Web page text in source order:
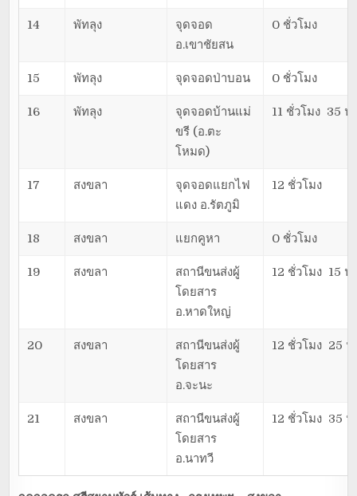
14 พัทลุง
จุดจอด
อ.เขาชัยสน
0 ชั่วโมง
15 พัทลุง จุดจอดป่าบอน 0 ชั่วโมง
16 พัทลุง
จุดจอดบ้านแม่
ขรี (อ.ตะ
โหมด)
11 ชั่วโมง 35 น
17 สงขลา
จุดจอดแยกไฟ
แดง อ.รัตภูมิ
12 ชั่วโมง
18 สงขลา แยกคูหา 0 ชั่วโมง
19 สงขลา
สถานีขนส่งผู้
โดยสาร
อ.หาดใหญ่
12 ชั่วโมง 15 น
20 สงขลา
สถานีขนส่งผู้
โดยสาร
อ.จะนะ
12 ชั่วโมง 25 น
21 สงขลา
สถานีขนส่งผู้
โดยสาร
อ.นาทวี
12 ชั่วโมง 35 น